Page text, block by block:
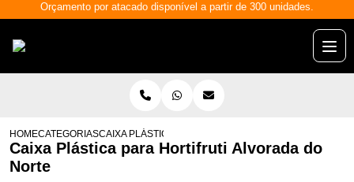
Orçamento por atacado disponível a partir de 300 unidades.
HOMECATEGORIASCAIXA PLÁSTICA PARA HORTIFRUTI ALVORADA DO
Caixa Plástica para Hortifruti Alvorada do
Norte